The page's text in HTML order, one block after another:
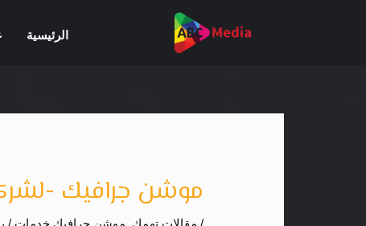
الرئيسية
موشن جرافيك -